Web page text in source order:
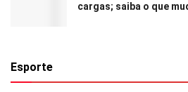
cargas; saiba o que
Esporte